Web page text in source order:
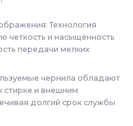
Технология
четкость и насыщенность
передачи мелких
чернила обладают
стирке и внешним
долгий срок службы